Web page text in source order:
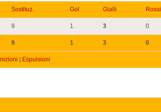
Sostituz. Gol Gialli Rossi
9 1 3 0
9 1 3 0
| Espulsioni